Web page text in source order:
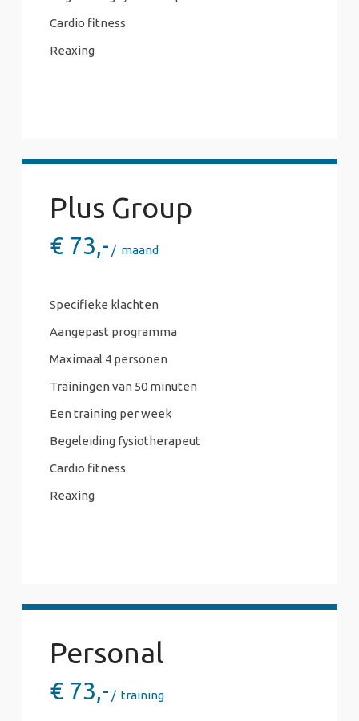
Cardio fitness
Reaxing
Plus Group
€73,- maand
Specifieke klachten
Aangepast programma
Maximaal 4 personen
Trainingen van 50 minuten
Een training per week
Begeleiding fysiotherapeut
Cardio fitness
Reaxing
Personal
€73,- training